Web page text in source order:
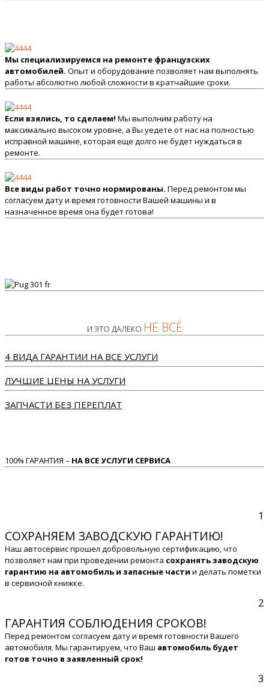
Мы специализируемся на ремонте французских
автомобилей. Опыт и оборудование позволяет нам выполнять
работы абсолютно любой сложности в кратчайшие сроки.
Если взялись, то сделаем! Мы выполним работу на
максимально высоком уровне, а Вы уедете от нас на полностью
исправной машине, которая еще долго не будет нуждаться в
ремонте.
Все виды работ точно нормированы. Перед ремонтом мы
согласуем дату и время готовности Вашей машины и в
назначенное время она будет готова!
И ЭТО ДАЛЕКО НЕ ВСЁ
4 ВИДА ГАРАНТИИ НА ВСЕ УСЛУГИ
ЛУЧШИЕ ЦЕНЫ НА УСЛУГИ
ЗАПЧАСТИ БЕЗ ПЕРЕПЛАТ
100% ГАРАНТИЯ – НА ВСЕ УСЛУГИ СЕРВИСА
1
СОХРАНЯЕМ ЗАВОДСКУЮ ГАРАНТИЮ!
Наш автосервис прошел добровольную сертификацию, что
позволяет нам при проведении ремонта сохранять заводскую
гарантию на автомобиль и запасные части и делать пометки
в сервисной книжке.
2
ГАРАНТИЯ СОБЛЮДЕНИЯ СРОКОВ!
Перед ремонтом согласуем дату и время готовности Вашего
автомобиля. Мы гарантируем, что Ваш автомобиль будет
готов точно в заявленный срок!
3